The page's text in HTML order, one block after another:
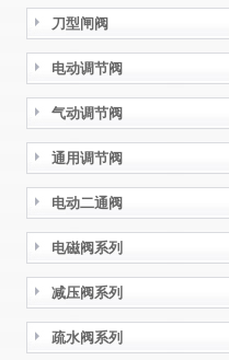
刀型闸阀
电动调节阀
气动调节阀
通用调节阀
电动二通阀
电磁阀系列
减压阀系列
疏水阀系列